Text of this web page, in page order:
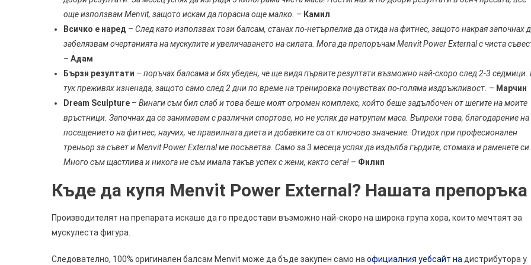
още използвам Menvit, защото искам да порасна още малко. – Камил
Всичко е наред – След като използвах този балсам, станах по-нетърпелив да отида на фитнес, защото накрая започнах
забелязвам очертанията на мускулите и увеличаването на силата. Мога да препоръчам Menvit Power External с чиста
– Адам
Бързи резултати – поръчах балсама и бях убеден, че ще видя първите резултати възможно най-скоро след 2-3 седмици.
тук преживях изненада, защото само след 2 дни по време на тренировка почувствах по-голяма издръжливост. – Марчин
Dream Sculpture – Винаги съм бил слаб и това беше моят огромен комплекс, който беше задълбочен от шегите на моите
връстници. Започнах да се занимавам с различни спортове, но не успях да натрупам маса. Въпреки това, благодарение на
посещението на фитнес, научих, че правилната диета и добавките са от ключово значение. Отидох при професионален
треньор за съвет и Menvit Power External ме посъветва. Само за 3 месеца успях да издълба гърдите, стомаха и раменете си.
Много съм щастлива и никога не съм имала такъв успех с жени, както сега! – Филип
Къде да купя Menvit Power External? Нашата препоръка
Производителят на препарата искаше да го предостави възможно най-скоро на широка група хора, които мечтаят за
мускулеста фигура.
Следователно, 100% оригинален балсам Menvit може да бъде закупен само на официалния уебсайт на дистрибутора у